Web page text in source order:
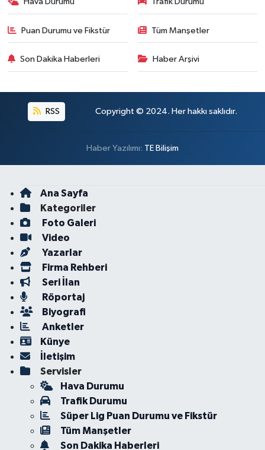
Puan Durumu ve Fikstür Tüm Manşetler
Son Dakika Haberleri Haber Arşivi
RSS Copyright © 2024. Her hakkı saklıdır.
Haber Yazılımı: TE Bilişim
Ana Sayfa
Kategoriler
Foto Galeri
Video
Yazarlar
Firma Rehberi
Seri İlan
Röportaj
Biyografi
Anketler
Künye
İletişim
Servisler
Hava Durumu
Trafik Durumu
Süper Lig Puan Durumu ve Fikstür
Tüm Manşetler
Son Dakika Haberleri